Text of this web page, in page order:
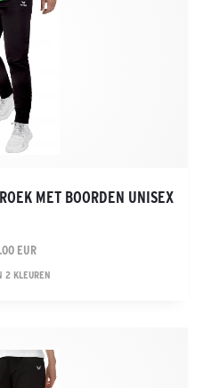
MET BOORDEN UNISEX
EUR
2 KLEUREN